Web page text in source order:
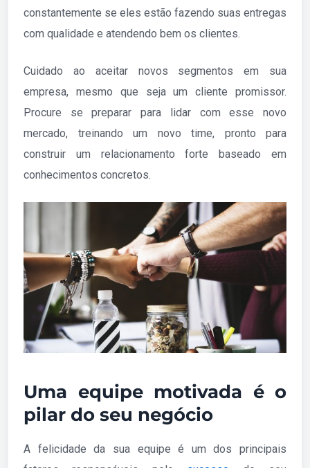
constantemente se eles estão fazendo suas entregas
com qualidade e atendendo bem os clientes.
Cuidado ao aceitar novos segmentos em sua
empresa, mesmo que seja um cliente promissor.
Procure se preparar para lidar com esse novo
mercado, treinando um novo time, pronto para
construir um relacionamento forte baseado em
conhecimentos concretos.
Uma equipe motivada é o
pilar do seu negócio
A felicidade da sua equipe é um dos principais